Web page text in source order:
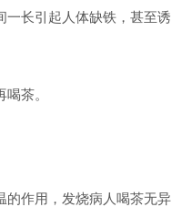
一长引起人体缺铁，甚至诱
茶。
作用，发烧病人喝茶无异